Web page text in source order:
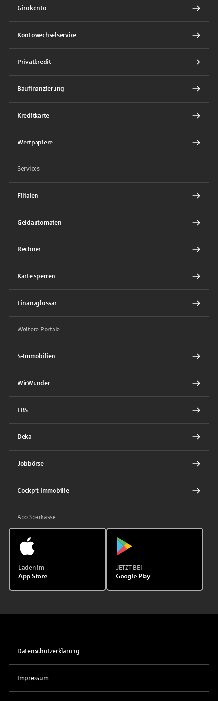
Girokonto
Kontowechselservice
Privatkredit
Baufinanzierung
Kreditkarte
Wertpapiere
Services
Filialen
Geldautomaten
Rechner
Karte sperren
Finanzglossar
Weitere Portale
S-Immobilien
WirWunder
LBS
Deka
Jobbörse
Cockpit Immobilie
App Sparkasse
Laden im
App Store
JETZT BEI
Google Play
Datenschutzerklärung
Impressum